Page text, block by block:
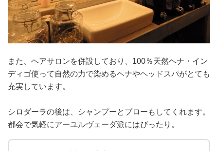
また、ヘアサロンを併設しており、100％天然ヘナ・イン
ディゴ使って自然の力で染めるヘナやヘッドスパがとても
充実しています。
シロダーラの後は、シャンプーとブローもしてくれます。
都会で気軽にアーユルヴェーダ派にはぴったり。